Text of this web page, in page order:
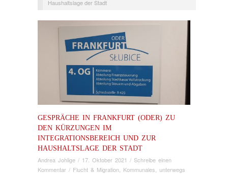
Haushaltslage der Stadt
GESPRÄCHE IN FRANKFURT (ODER) ZU
DEN KÜRZUNGEN IM
INTEGRATIONSBEREICH UND ZUR
HAUSHALTSLAGE DER STADT
Andrea Johlige / 17. Oktober 2021 / Schreibe einen
Kommentar / Flucht & Migration Kommunales unterwegs